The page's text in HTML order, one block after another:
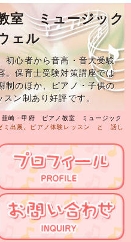
室 ミュージック
ェル
初心者から音高・音大受験
。保育士受験対策講座では
制のほか、ピアノ・子供の
ン制あり好評です。
韮崎・甲府 ピアノ教室 ミュージック
ミ出展。ピアノ体験レッスン と 話し